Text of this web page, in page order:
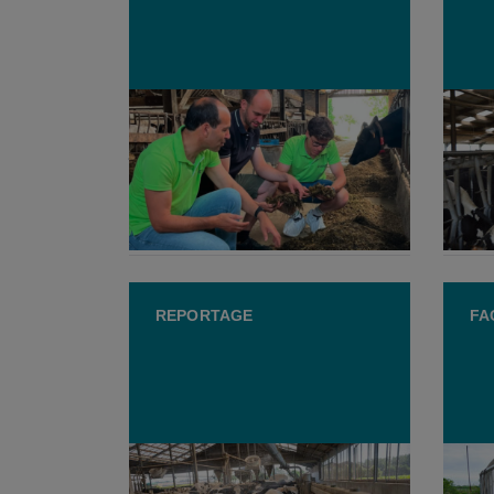
Inagro adviseert via BAM al 25
jaar melkveehouders: "Alsof
het onze eigen koeien zijn"
28 JULI 2026
mijn
27
REPORTAGE
Cowcooling: Hoe koeien koel